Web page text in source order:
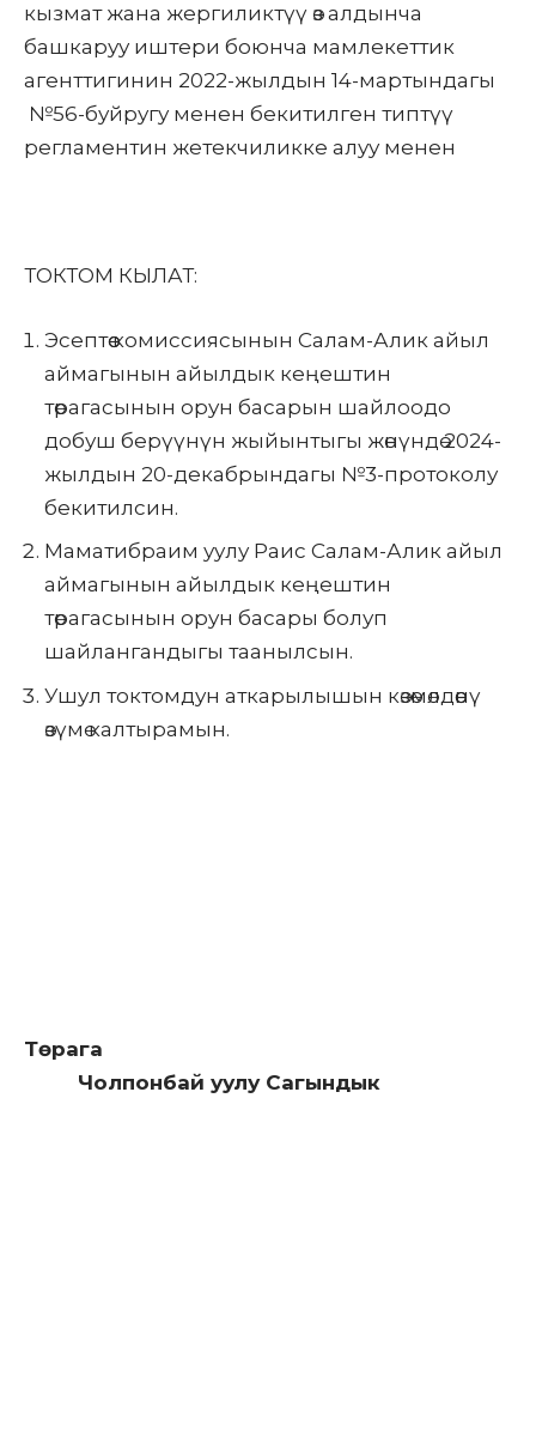
кызмат жана жергиликтүү өз алдынча
башкаруу иштери боюнча мамлекеттик
агенттигинин 2022-жылдын 14-мартындагы
№56-буйругу менен бекитилген типтүү
регламентин жетекчиликке алуу менен
ТОКТОМ КЫЛАТ:
Эсептөө комиссиясынын Салам-Алик айыл
аймагынын айылдык кеңештин
төрагасынын орун басарын шайлоодо
добуш берүүнүн жыйынтыгы жөнүндө 2024-
жылдын 20-декабрындагы №3-протоколу
бекитилсин.
Маматибраим уулу Раис Салам-Алик айыл
аймагынын айылдык кеңештин
төрагасынын орун басары болуп
шайлангандыгы таанылсын.
Ушул токтомдун аткарылышын көзөмөлдөөнү
өзүмө калтырамын.
Төрага
Чолпонбай уулу Сагындык